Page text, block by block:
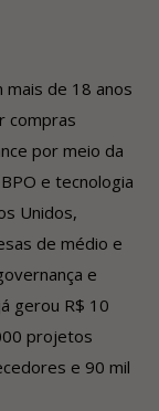
mais de 18 anos
compras
por meio da
e tecnologia
Unidos,
de médio e
e
gerou R$ 10
projetos
e 90 mil